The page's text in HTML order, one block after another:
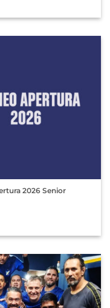
2026 Senior